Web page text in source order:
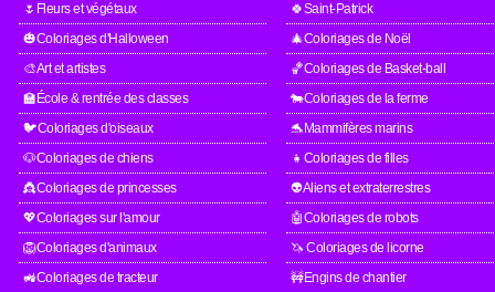
🌷Fleurs et végétaux
🍀Saint-Patrick
🎃Coloriages d'Halloween
🎄Coloriages de Noël
🎨Art et artistes
🏀Coloriages de Basket-ball
🏫École & rentrée des classes
🐄Coloriages de la ferme
🐦Coloriages d'oiseaux
🐬Mammifères marins
🐶Coloriages de chiens
👧Coloriages de filles
👸Coloriages de princesses
👽Aliens et extraterrestres
💖Coloriages sur l'amour
🤖Coloriages de robots
🦁Coloriages d'animaux
🦄 Coloriages de licorne
🚜Coloriages de tracteur
🚧Engins de chantier